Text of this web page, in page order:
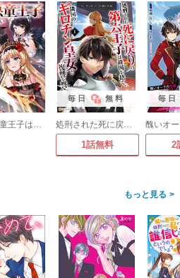
無能の悪童王子は生き残りたい～恋愛RPGの悪役モブに転生したけど、原作無視して最強を目指す～(コミック)
毎日 無料
処刑された死に戻りの第六王子は故国を捨て、隣国のギロチン皇女と復讐を誓う
1話無料
毎日
2
>